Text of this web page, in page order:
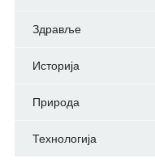
Здравље
Историја
Природа
Технологија